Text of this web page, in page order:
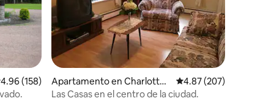
promedio: 4.96 de 5, 158 reseñas
4.96 (158)
Apartamento en Charlottet
own
Calificación promedio:
4.87 (207)
Las Casas en el centro de la ciudad.